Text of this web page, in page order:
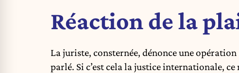
Réaction de la
La juriste, consternée, dénonce une
parlé. Si c’est cela la justice internationale, ce